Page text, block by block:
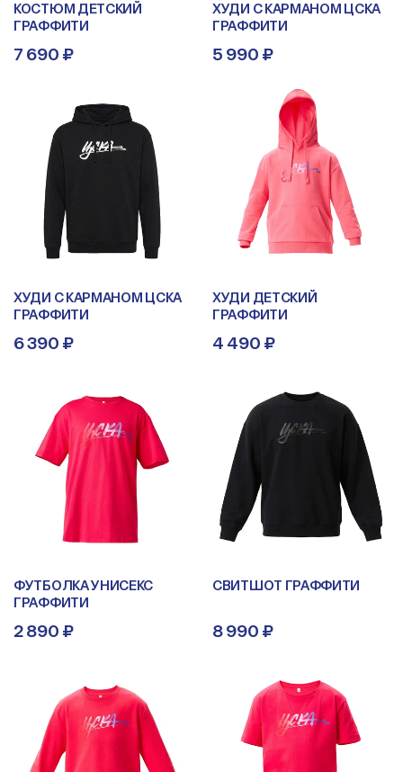
КОСТЮМ ДЕТСКИЙ
ГРАФФИТИ
7 690 ₽
ХУДИ С КАРМАНОМ ЦСКА
ГРАФФИТИ
5 990 ₽
ХУДИ С КАРМАНОМ ЦСКА
ГРАФФИТИ
6 390 ₽
ХУДИ ДЕТСКИЙ
ГРАФФИТИ
4 490 ₽
ФУТБОЛКА УНИСЕКС
ГРАФФИТИ
2 890 ₽
СВИТШОТ ГРАФФИТИ
8 990 ₽